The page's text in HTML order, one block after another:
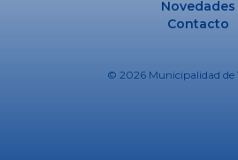
Novedades
Contacto
© 2026 Municipalidad de